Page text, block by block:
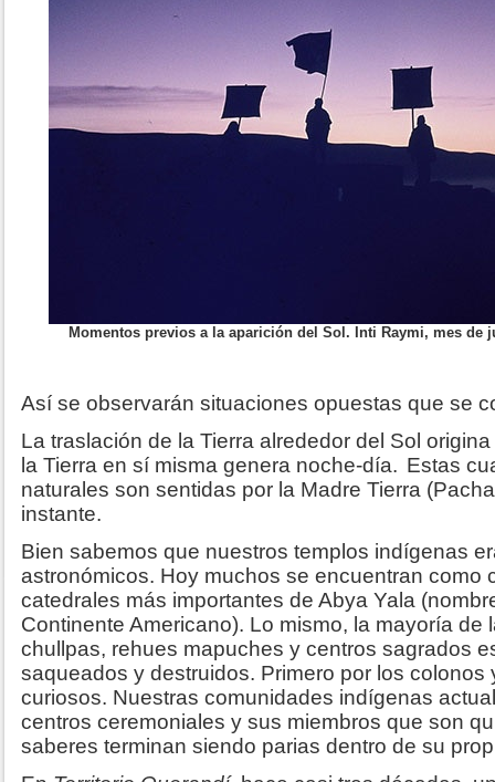
Momentos previos a la aparición del Sol. Inti Raymi, mes de
Así se observarán situaciones opuestas que se
La traslación de la Tierra alrededor del Sol
la Tierra en sí misma genera noche-día. Estas
naturales son sentidas por la Madre Tierra
instante.
Bien sabemos que nuestros templos indígenas
astronómicos. Hoy muchos se encuentran como
catedrales más importantes de Abya Yala
Continente Americano). Lo mismo, la mayoría de
chullpas, rehues mapuches y centros sagrados
saqueados y destruidos. Primero por los colonos
curiosos. Nuestras comunidades indígenas
centros ceremoniales y sus miembros que son
saberes terminan siendo parias dentro de su